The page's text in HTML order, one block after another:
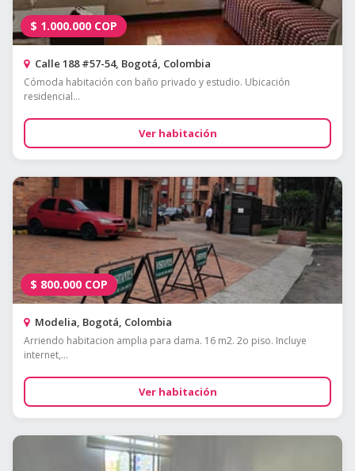
$ 1.000.000 COP
Calle 188 #57-54, Bogotá, Colombia
Cómoda habitación con baño privado y estudio. Ubicación
residencial...
Ver habitación
$ 800.000 COP
Modelia, Bogotá, Colombia
Arriendo habitacion amplia para dama. 16 m2. 2o piso. Incluye
internet,...
Ver habitación